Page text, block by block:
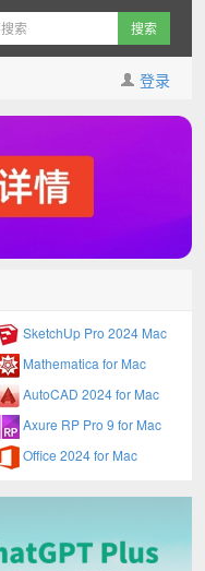
登录
SketchUp Pro 2024 Mac
Mathematica for Mac
AutoCAD 2024 for Mac
Axure RP Pro 9 for Mac
Office 2024 for Mac